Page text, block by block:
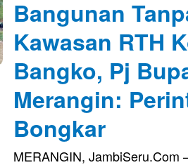
Guntara
Bangunan
Kawasan RTH
Bangko, Pj
Merangin:
Bongkar
MERANGIN, JambiSeru.Com